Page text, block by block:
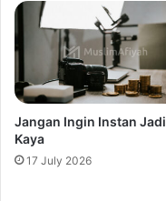
Jangan Ingin Instan Jadi
Kaya
17 July 2026